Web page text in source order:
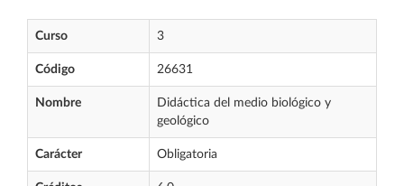
Curso 3
Código 26631
Nombre
Didáctica del medio biológico y
geológico
Carácter Obligatoria